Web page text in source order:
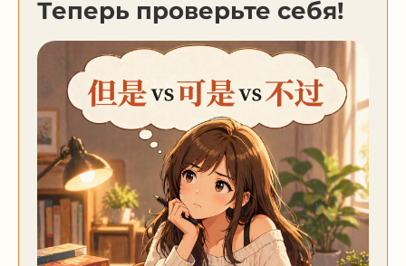
Теперь проверьте себя!